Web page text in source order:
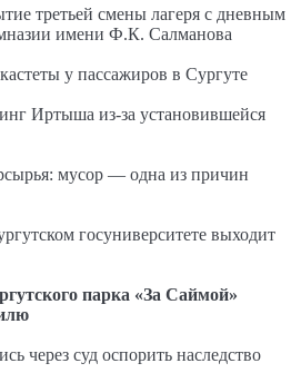
третьей смены лагеря с дневным
имени Ф.К. Салманова
у пассажиров в Сургуте
Иртыша из-за установившейся
мусор — одна из причин
госуниверситете выходит
парка «За Саймой»
через суд оспорить наследство